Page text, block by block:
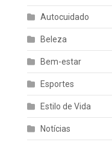
Autocuidado
Beleza
Bem-estar
Esportes
Estilo de Vida
Notícias